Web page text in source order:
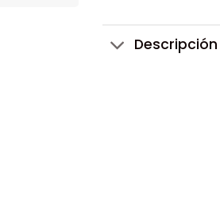
Descripción